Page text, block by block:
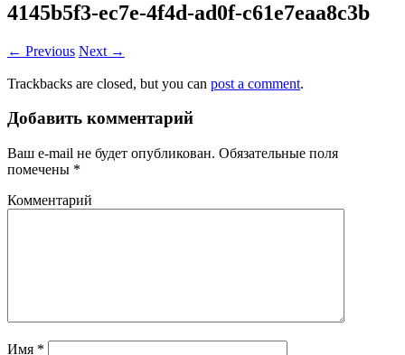
4145b5f3-ec7e-4f4d-ad0f-c61e7eaa8c3b
← Previous Next →
Trackbacks are closed, but you can post a comment.
Добавить комментарий
Ваш e-mail не будет опубликован. Обязательные поля
помечены *
Комментарий
Имя *